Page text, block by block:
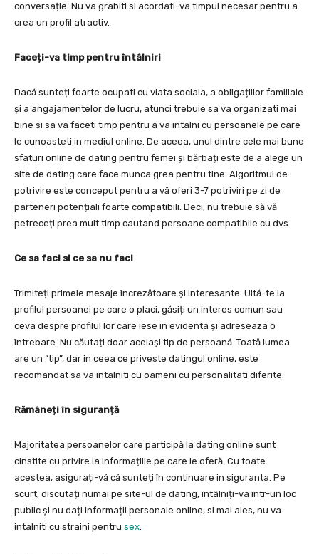
conversație. Nu va grabiti si acordati-va timpul necesar pentru a
crea un profil atractiv.
Faceți-va timp pentru întâlniri
Dacă sunteți foarte ocupati cu viata sociala, a obligațiilor familiale
și a angajamentelor de lucru, atunci trebuie sa va organizati mai
bine si sa va faceti timp pentru a va intalni cu persoanele pe care
le cunoasteti in mediul online. De aceea, unul dintre cele mai bune
sfaturi online de dating pentru femei și bărbați este de a alege un
site de dating care face munca grea pentru tine. Algoritmul de
potrivire este conceput pentru a vă oferi 3-7 potriviri pe zi de
parteneri potențiali foarte compatibili. Deci, nu trebuie să vă
petreceți prea mult timp cautand persoane compatibile cu dvs.
Ce sa faci si ce sa nu faci
Trimiteți primele mesaje încrezătoare și interesante. Uită-te la
profilul persoanei pe care o placi, găsiți un interes comun sau
ceva despre profilul lor care iese in evidenta și adreseaza o
întrebare. Nu căutați doar același tip de persoană. Toată lumea
are un “tip”, dar in ceea ce priveste datingul online, este
recomandat sa va intalniti cu oameni cu personalitati diferite.
Rămâneți în siguranță
Majoritatea persoanelor care participă la dating online sunt
cinstite cu privire la informațiile pe care le oferă. Cu toate
acestea, asigurați-vă că sunteți în continuare in siguranta. Pe
scurt, discutați numai pe site-ul de dating, întâlniți-va într-un loc
public și nu dați informații personale online, si mai ales, nu va
intalniti cu straini pentru sex.